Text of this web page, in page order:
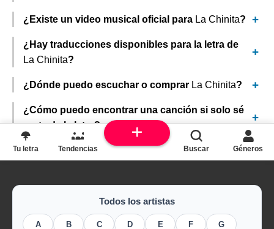
¿Existe un video musical oficial para La Chinita?
¿Hay traducciones disponibles para la letra de
La Chinita?
¿Dónde puedo escuchar o comprar La Chinita?
¿Cómo puedo encontrar una canción si solo sé
parte de la letra?
Todos los artistas
A B C D E F G
Tu letra Tendencias Buscar Géneros